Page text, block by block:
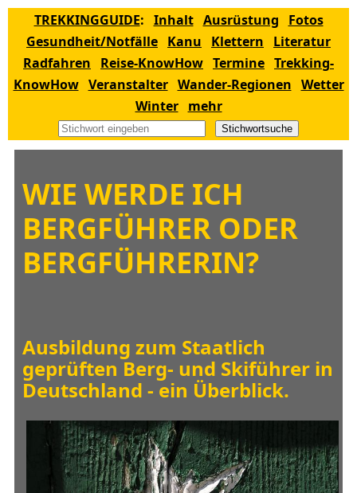
TREKKINGGUIDE: Inhalt Ausrüstung
Fotos
Gesundheit/Notfälle Kanu Klettern
Literatur
Radfahren
Reise-KnowHow Termine Trekking-
KnowHow Veranstalter Wander-Regionen Wetter
Winter
mehr
Stichwortsuche
WIE WERDE ICH
BERGFÜHRER ODER
BERGFÜHRERIN?
Ausbildung zum Staatlich
geprüften Berg- und Skiführer in
Deutschland - ein Überblick.